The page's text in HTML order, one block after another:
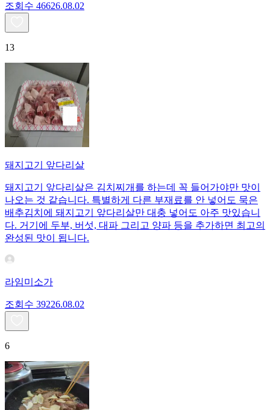
조회수 46626.08.02
13
돼지고기 앞다리살
돼지고기 앞다리살은 김치찌개를 하는데 꼭 들어가야만 맛이
나오는 것 같습니다. 특별하게 다른 부재료를 안 넣어도 묵은
배추김치에 돼지고기 앞다리살만 대충 넣어도 아주 맛있습니
다. 거기에 두부, 버섯, 대파 그리고 양파 등을 추가하면 최고의
완성된 맛이 됩니다.
라임미소가
조회수 39226.08.02
6